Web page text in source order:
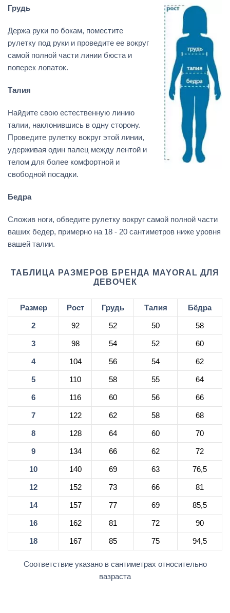
Грудь
Держа руки по бокам, поместите
рулетку под руки и проведите ее вокруг
самой полной части линии бюста и
поперек лопаток.
Талия
Найдите свою естественную линию
талии, наклонившись в одну сторону.
Проведите рулетку вокруг этой линии,
удерживая один палец между лентой и
телом для более комфортной и
свободной посадки.
Бедра
Сложив ноги, обведите рулетку вокруг самой полной части
ваших бедер, примерно на 18 - 20 сантиметров ниже уровня
вашей талии.
ТАБЛИЦА РАЗМЕРОВ БРЕНДА MAYORAL ДЛЯ
ДЕВОЧЕК
Размер Рост Грудь Талия Бёдра
2 92 52 50 58
3 98 54 52 60
4 104 56 54 62
5 110 58 55 64
6 116 60 56 66
7 122 62 58 68
8 128 64 60 70
9 134 66 62 72
10 140 69 63 76,5
12 152 73 66 81
14 157 77 69 85,5
16 162 81 72 90
18 167 85 75 94,5
Соответствие указано в сантиметрах относительно
вазраста